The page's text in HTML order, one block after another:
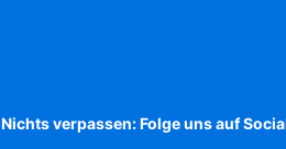
Nichts verpassen: Folge uns auf